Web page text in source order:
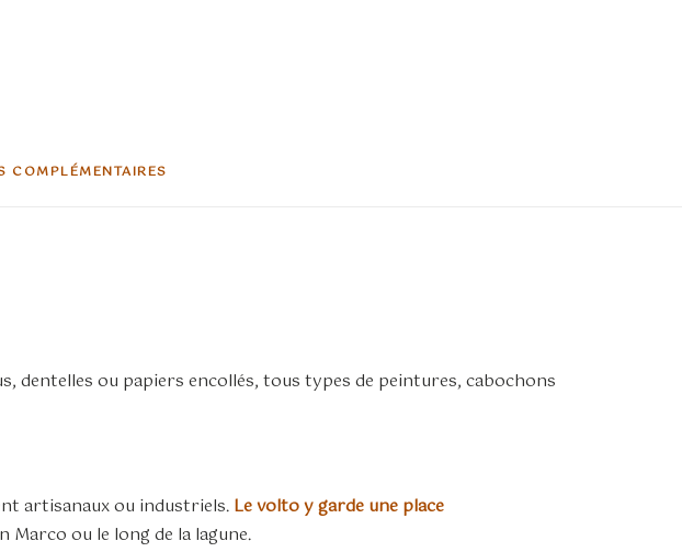
COMPLÉMENTAIRES
dentelles ou papiers encollés, tous types de peintures, cabochons
artisanaux ou industriels. Le volto y garde une place
Marco ou le long de la lagune.